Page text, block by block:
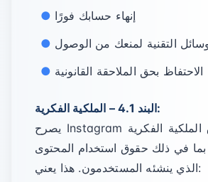
إنهاء حسابك فورًا
التقنية لمنعك من الوصول
الاحتفاظ بحق الملاحقة القانونية
البند 4.1 – الملكية الفكرية:
يصرح Instagram بأنه يملك حقوق الملكية الفكرية
في ذلك حقوق استخدام المحتوى
الذي ينشئه المستخدمون. هذا يعني: